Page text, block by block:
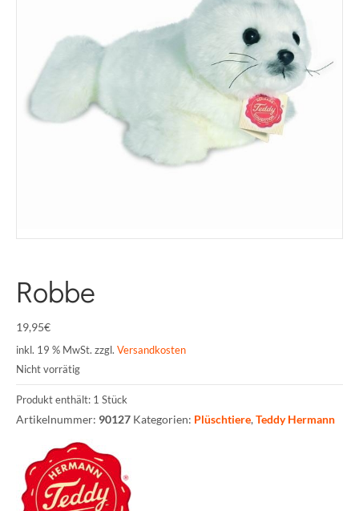
Robbe
19,95€
inkl. 19 % MwSt. zzgl. Versandkosten
Nicht vorrätig
Produkt enthält: 1 Stück
Artikelnummer: 90127 Kategorien: Plüschtiere,Teddy Hermann